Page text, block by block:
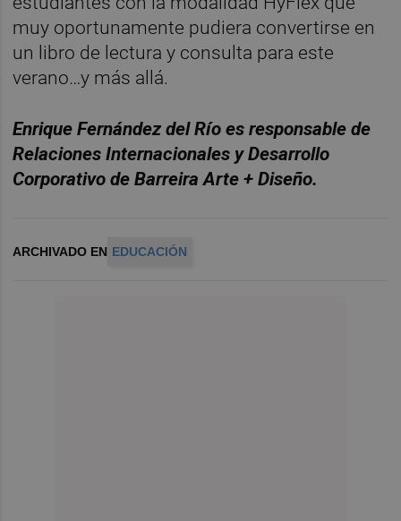
muy oportunamente pudiera convertirse en
un libro de lectura y consulta para este
verano…y más allá.
Enrique Fernández del Río es responsable de
Relaciones Internacionales y Desarrollo
Corporativo de Barreira Arte + Diseño.
ARCHIVADO EN EDUCACIÓN